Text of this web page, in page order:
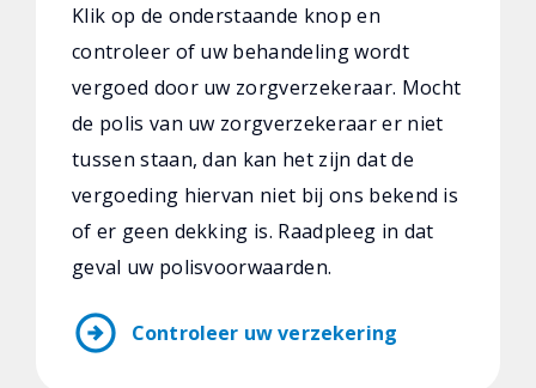
Klik op de onderstaande knop en
controleer of uw behandeling wordt
vergoed door uw zorgverzekeraar. Mocht
de polis van uw zorgverzekeraar er niet
tussen staan, dan kan het zijn dat de
vergoeding hiervan niet bij ons bekend is
of er geen dekking is. Raadpleeg in dat
geval uw polisvoorwaarden.
arrow_circle_right Controleer uw verzekering